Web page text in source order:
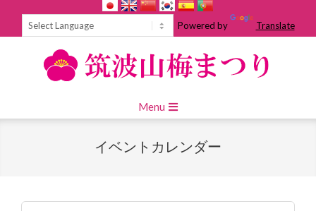
Powered by Translate
Navigation
Menu
イベントカレンダー